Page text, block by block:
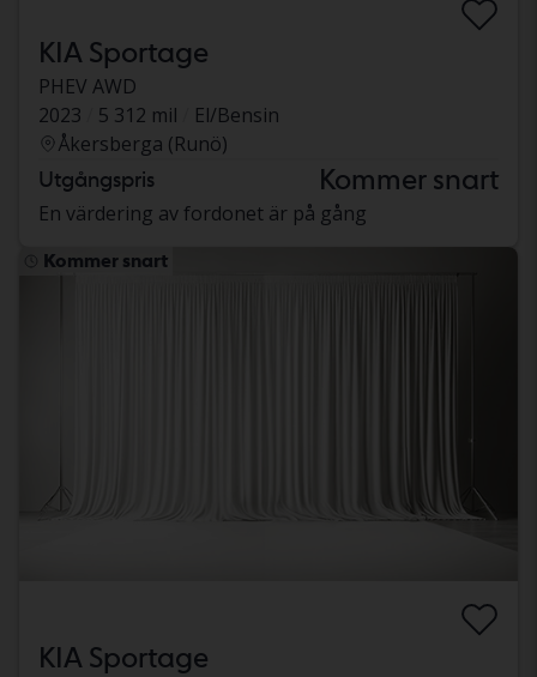
KIA Sportage
PHEV AWD
2023
5 312 mil
El/Bensin
Åkersberga (Runö)
Utgångspris Kommer snart
En värdering av fordonet är på gång
Kommer snart
KIA Sportage